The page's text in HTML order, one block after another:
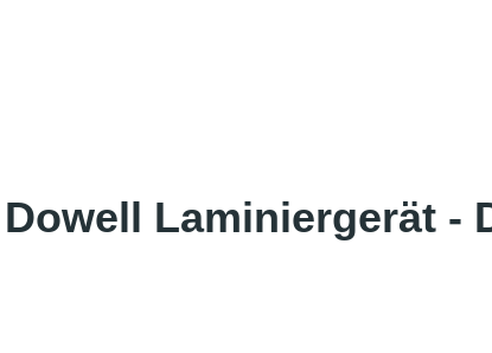
Laminiergerät -